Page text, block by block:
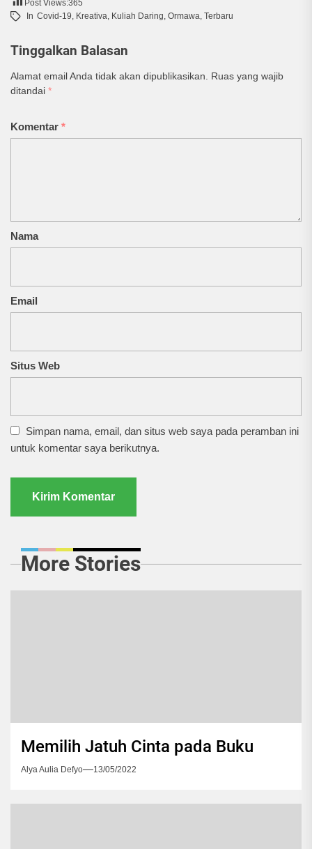
Post Views:365
In Covid-19 Kreativa Kuliah Daring Ormawa Terbaru
Tinggalkan Balasan
Alamat email Anda tidak akan dipublikasikan.
Ruas yang wajib
ditandai *
Komentar *
Nama
Email
Situs Web
Simpan nama, email, dan situs web saya pada peramban ini
untuk komentar saya berikutnya.
More Stories
Memilih Jatuh Cinta pada Buku
Alya Aulia Defyo 13/05/2022